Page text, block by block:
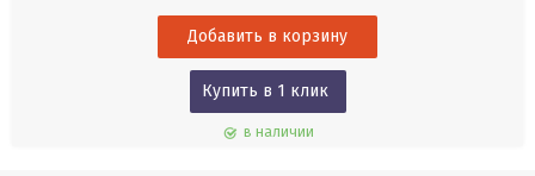
Купить в 1 клик
в наличии